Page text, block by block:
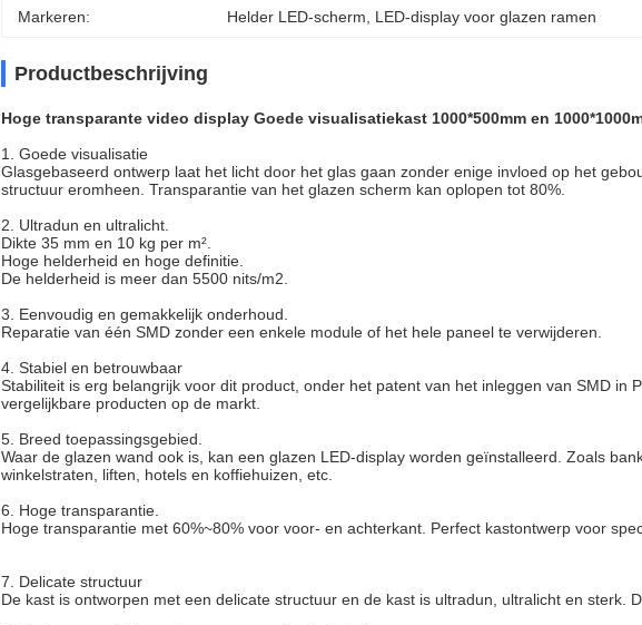
Markeren: Helder LED-scherm LED-display voor glazen ramen
Productbeschrijving
Hoge transparante video display Goede visualisatiekast 1000*500mm en
1. Goede visualisatie
Glasgebaseerd ontwerp laat het licht door het glas gaan zonder enige invloed op het
structuur eromheen. Transparantie van het glazen scherm kan oplopen tot 80%.
2. Ultradun en ultralicht.
Dikte 35 mm en 10 kg per m².
Hoge helderheid en hoge definitie.
De helderheid is meer dan 5500 nits/m2.
3. Eenvoudig en gemakkelijk onderhoud.
Reparatie van één SMD zonder een enkele module of het hele paneel te verwijderen.
4. Stabiel en betrouwbaar
Stabiliteit is erg belangrijk voor dit product, onder het patent van het inleggen van SMD in
vergelijkbare producten op de markt.
5. Breed toepassingsgebied.
Waar de glazen wand ook is, kan een glazen LED-display worden geïnstalleerd. Zoals
winkelstraten, liften, hotels en koffiehuizen, etc.
6. Hoge transparantie.
Hoge transparantie met 60%~80% voor voor- en achterkant. Perfect kastontwerp voor
7. Delicate structuur
De kast is ontworpen met een delicate structuur en de kast is ultradun, ultralicht en sterk.